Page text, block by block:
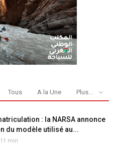
Tous A la Une Plus...
: la NARSA annonce
du modèle utilisé au...
min